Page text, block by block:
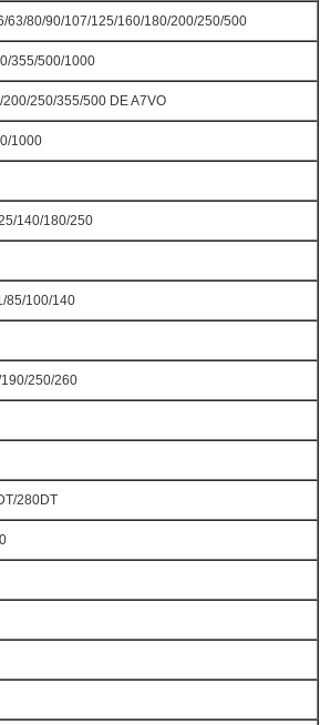
63/80/90/107/125/160/180/200/250/500
355/500/1000
250/355/500 DE A7VO
1000
140/180/250
85/100/140
250/260
280DT